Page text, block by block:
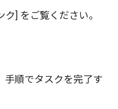
] をご覧ください。
手順でタスクを完了す